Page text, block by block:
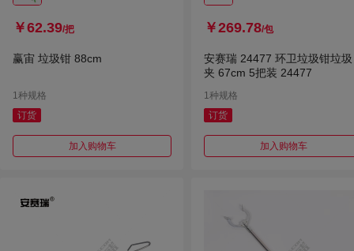
￥62.39/把
赢宙 垃圾钳 88cm
1种规格
订货
加入购物车
￥269.78/包
安赛瑞 24477 环卫垃圾钳垃圾
夹 67cm 5把装 24477
1种规格
订货
加入购物车